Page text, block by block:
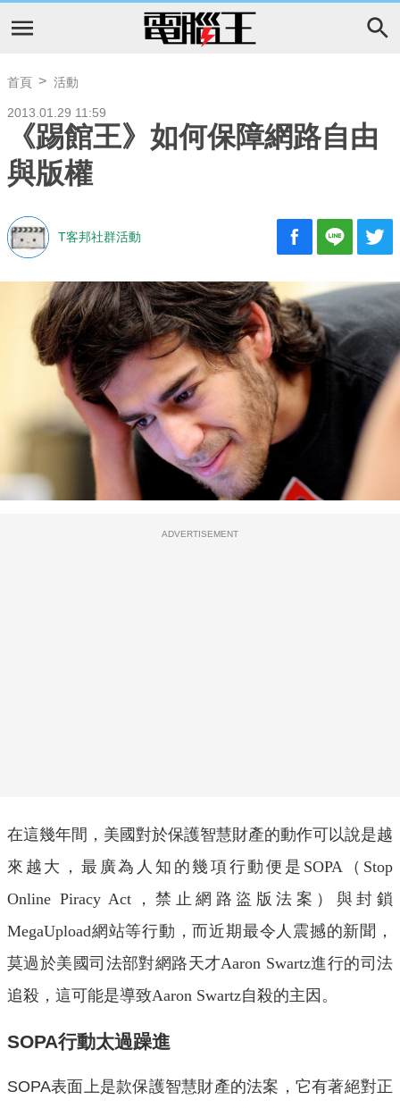
首頁 活動
2013.01.29 11:59
《踢館王》如何保障網路自由
與版權
T客邦社群活動
ADVERTISEMENT
在這幾年間，美國對於保護智慧財產的動作可以說是越
來越大，最廣為人知的幾項行動便是 SOPA（ Stop
Online Piracy Act ，禁止網路盜版法案）與封鎖
MegaUpload網站等行動，而近期最令人震撼的新聞，
莫過於美國司法部對網路天才Aaron Swartz進行的司法
追殺，這可能是導致Aaron Swartz自殺的主因。
SOPA行動太過躁進
SOPA表面上是款保護智慧財產的法案，它有著絕對正